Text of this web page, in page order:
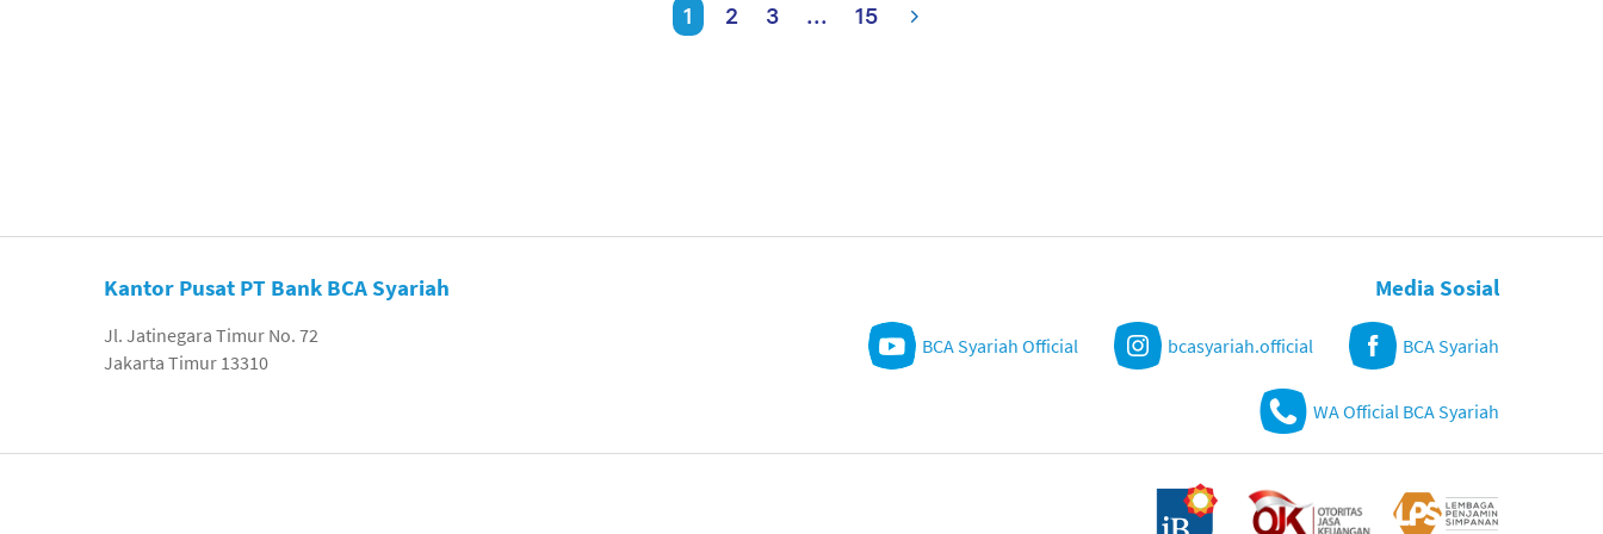
1 2 3 ... 15
Kantor Pusat PT Bank BCA Syariah
Jl. Jatinegara Timur No. 72
Jakarta Timur 13310
Media Sosial
BCA Syariah Official bcasyariah.official BCA Syariah
WA Official BCA Syariah